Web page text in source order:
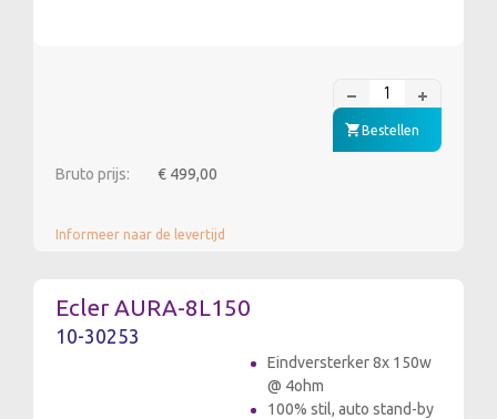
Bestellen
Bruto prijs: € 499,00
Informeer naar de levertijd
Ecler AURA-8L150
10-30253
Eindversterker 8x 150w
@ 4ohm
100% stil, auto stand-by